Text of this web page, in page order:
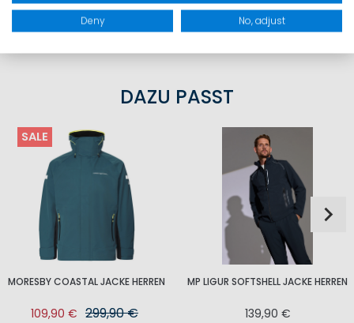
PRODUKTSICHERHEIT
DAZU PASST
SALE
MORESBY COASTAL JACKE HERREN
109,90 € 299,90 €
MP LIGUR SOFTSHELL JACKE HERREN
139,90 €
Deny No, adjust